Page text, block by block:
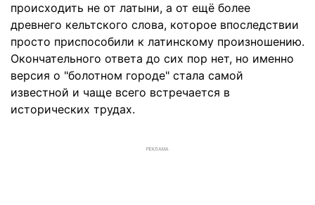
происходить не от латыни, а от ещё более
древнего кельтского слова, которое впоследствии
просто приспособили к латинскому произношению.
Окончательного ответа до сих пор нет, но именно
версия о "болотном городе" стала самой
известной и чаще всего встречается в
исторических трудах.
РЕКЛАМА